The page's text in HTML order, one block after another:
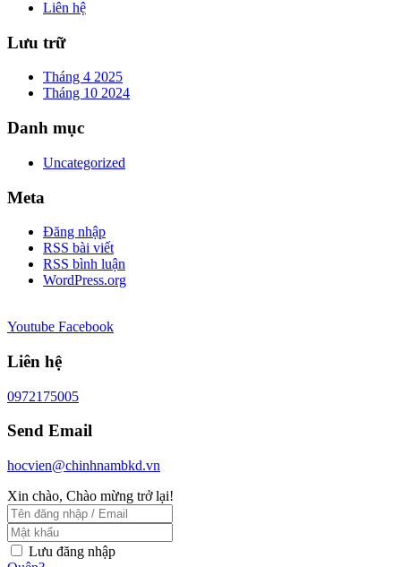
Liên hệ
Lưu trữ
Tháng 4 2025
Tháng 10 2024
Danh mục
Uncategorized
Meta
Đăng nhập
RSS bài viết
RSS bình luận
WordPress.org
Youtube Facebook
Liên hệ
0972175005
Send Email
hocvien@chinhnambkd.vn
Xin chào, Chào mừng trở lại!
Lưu đăng nhập